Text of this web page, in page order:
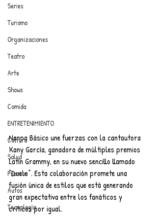
ANUNCIATE CON NOSOTROS
PARA MÁS INFORMACIÓN:
dinamicaseltrendytop@gmail.com
Series
Turismo
Organizaciones
Teatro
Arte
Shows
Comida
ENTRETENIMIENTO
Cultura
Salud
Premios
Autos
Tecnología
Nanpa Básico une fuerzas con la cantautora
Kany García, ganadora de múltiples premios
Latín Grammy, en su nuevo sencillo llamado
“Duelo”. Esta colaboración promete una
fusión única de estilos que está generando
gran expectativa entre los fanáticos y
críticos por igual.